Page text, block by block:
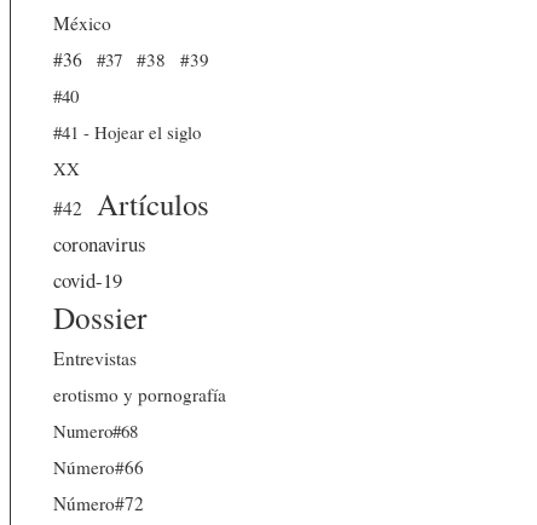
México
#36
#37 #38
#39
#40
#41 - Hojear el siglo
XX
#42
Artículos
coronavirus
covid-19
Dossier
Entrevistas
erotismo y pornografía
Numero#68
Número#66
Número#72